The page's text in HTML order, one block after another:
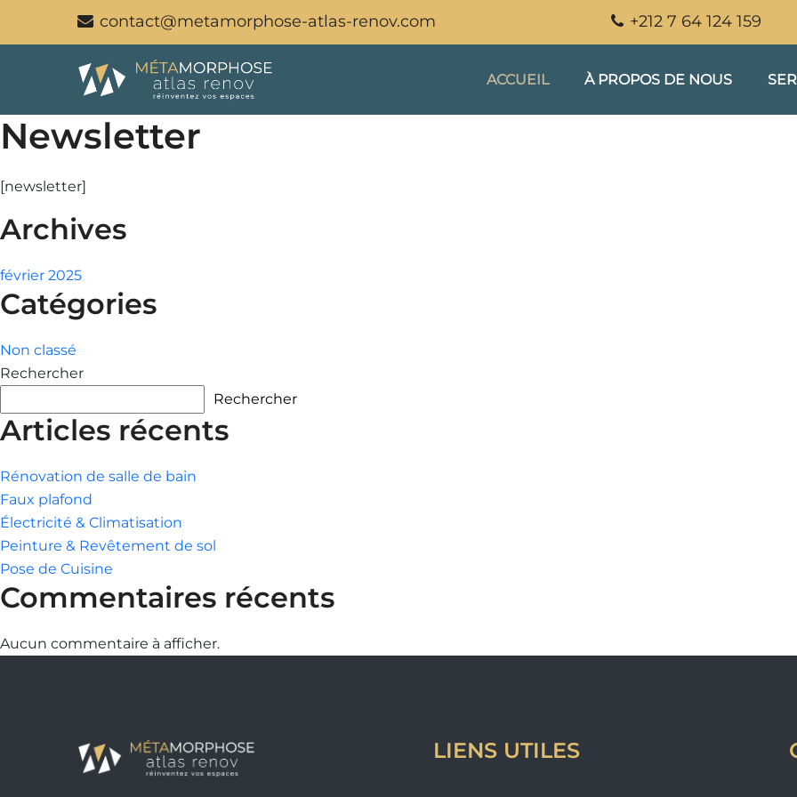
contact@metamorphose-atlas-renov.com +212 7 64 124 159
ACCUEIL À PROPOS DE NOUS
Newsletter
[newsletter]
Archives
février 2025
Catégories
Non classé
Rechercher
Rechercher
Articles récents
Rénovation de salle de bain
Faux plafond
Électricité & Climatisation
Peinture & Revêtement de sol
Pose de Cuisine
Commentaires récents
Aucun commentaire à afficher.
LIENS UTILES